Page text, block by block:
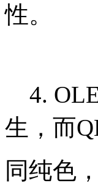
性。
4.
生，而
同纯色